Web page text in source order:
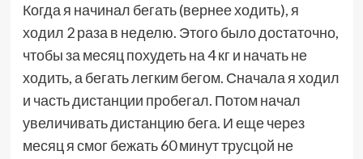
Когда я начинал бегать (вернее ходить), я
ходил 2 раза в неделю. Этого было достаточно,
чтобы за месяц похудеть на 4 кг и начать не
ходить, а бегать легким бегом. Сначала я ходил
и часть дистанции пробегал. Потом начал
увеличивать дистанцию бега. И еще через
месяц я смог бежать 60 минут трусцой не